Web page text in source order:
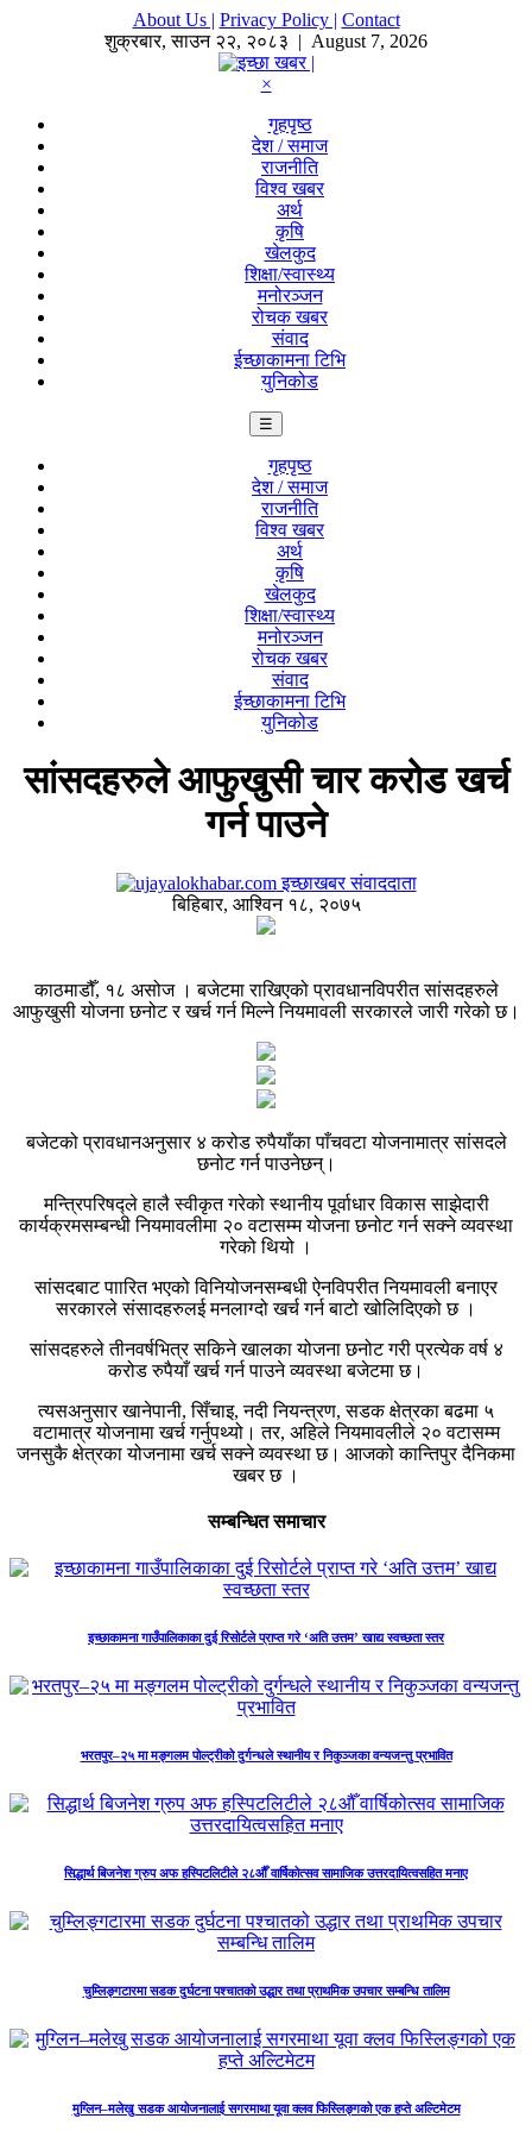
About Us | Privacy Policy | Contact
शुक्रबार,साउन २२, २०८३ | August 7, 2026
×
गृहपृष्ठ
देश / समाज
राजनीति
विश्व खबर
अर्थ
कृषि
खेलकुद
शिक्षा/स्वास्थ्य
मनोरञ्जन
रोचक खबर
संवाद
ईच्छाकामना टिभि
युनिकोड
☰
गृहपृष्ठ
देश / समाज
राजनीति
विश्व खबर
अर्थ
कृषि
खेलकुद
शिक्षा/स्वास्थ्य
मनोरञ्जन
रोचक खबर
संवाद
ईच्छाकामना टिभि
युनिकोड
सांसदहरुले आफुखुसी चार करोड खर्च
गर्न पाउने
इच्छाखबर संवाददाता
बिहिबार, आश्विन १८, २०७५
काठमाडौँ, १८ असोज । बजेटमा राखिएको प्रावधानविपरीत सांसदहरुले
आफुखुसी योजना छनोट र खर्च गर्न मिल्ने नियमावली सरकारले जारी गरेको छ।
बजेटको प्रावधानअनुसार ४ करोड रुपैयाँका पाँचवटा योजनामात्र सांसदले
छनोट गर्न पाउनेछन्।
मन्त्रिपरिषद्ले हालै स्वीकृत गरेको स्थानीय पूर्वाधार विकास साझेदारी
कार्यक्रमसम्बन्धी नियमावलीमा २० वटासम्म योजना छनोट गर्न सक्ने व्यवस्था
गरेको थियो ।
सांसदबाट पाारित भएको विनियोजनसम्बधी ऐनविपरीत नियमावली बनाएर
सरकारले संसादहरुलई मनलाग्दो खर्च गर्न बाटो खोलिदिएको छ ।
सांसदहरुले तीनवर्षभित्र सकिने खालका योजना छनोट गरी प्रत्येक वर्ष ४
करोड रुपैयाँ खर्च गर्न पाउने व्यवस्था बजेटमा छ।
त्यसअनुसार खानेपानी, सिँचाइ, नदी नियन्त्रण, सडक क्षेत्रका बढमा ५
वटामात्र योजनामा खर्च गर्नुपथ्यो। तर, अहिले नियमावलीले २० वटासम्म
जनसुकै क्षेत्रका योजनामा खर्च सक्ने व्यवस्था छ। आजको कान्तिपुर दैनिकमा
खबर छ ।
सम्बन्धित समाचार
इच्छाकामना गाउँपालिकाका दुई रिसोर्टले प्राप्त गरे ‘अति उत्तम’ खाद्य स्वच्छता स्तर
भरतपुर–२५ मा मङ्गलम पोल्ट्रीको दुर्गन्धले स्थानीय र निकुञ्जका वन्यजन्तु प्रभावित
सिद्धार्थ बिजनेश ग्रुप अफ हस्पिटलिटीले २८औँ वार्षिकोत्सव सामाजिक उत्तरदायित्वसहित मनाए
चुम्लिङ्गटारमा सडक दुर्घटना पश्चातको उद्धार तथा प्राथमिक उपचार सम्बन्धि तालिम
मुग्लिन–मलेखु सडक आयोजनालाई सगरमाथा यूवा क्लव फिस्लिङ्गको एक हप्ते अल्टिमेटम